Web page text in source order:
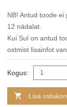
NB! Antud toode
12 nädalat.
Kui Sul on antud
ostmist lisainfot
Kogus:
Lisa